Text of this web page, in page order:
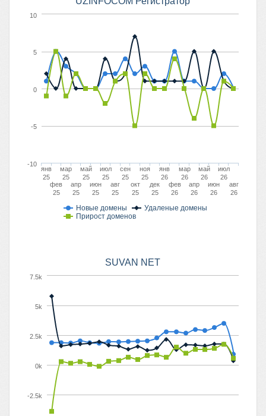
Новые домены
Удаленые домены
Прирост доменов
янв
25
фев
25
мар
25
апр
25
май
25
июн
25
июл
25
авг
25
сен
25
окт
25
ноя
25
дек
25
янв
26
фев
26
мар
26
апр
26
май
26
июн
26
июл
26
авг
26
-5
0
5
10
-10
SUVAN NET
0k
-2.5k
2.5k
5k
7.5k